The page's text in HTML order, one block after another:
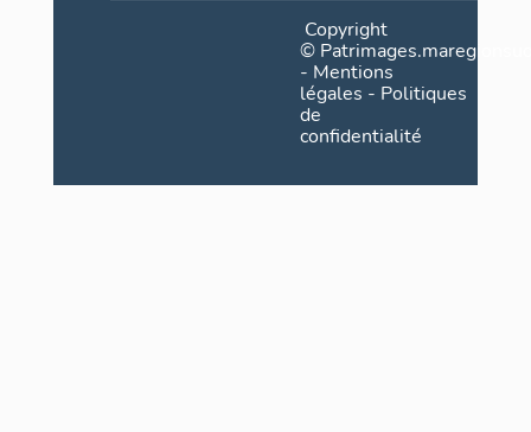
Copyright
©
- Mentions
légales - Politiques
de
confidentialité